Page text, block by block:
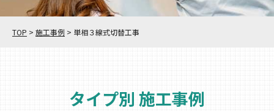
TOP > 施工事例 > 単相３線式切替工事
タイプ別 施工事例